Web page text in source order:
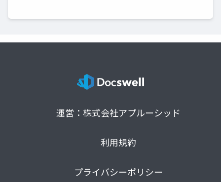
運営：株式会社アプルーシッド
利用規約
プライバシーポリシー